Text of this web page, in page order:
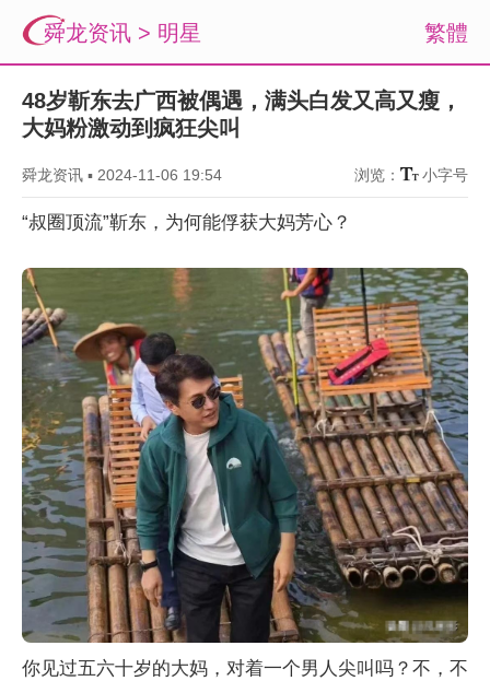
繁體
舜龙资讯 > 明星
48岁靳东去广西被偶遇，满头白发又高又瘦，
大妈粉激动到疯狂尖叫
舜龙资讯 ▪ 2024-11-06 19:54 浏览： 小字号
“叔圈顶流”靳东，为何能俘获大妈芳心？
你见过五六十岁的大妈，对着一个男人尖叫吗？不，不